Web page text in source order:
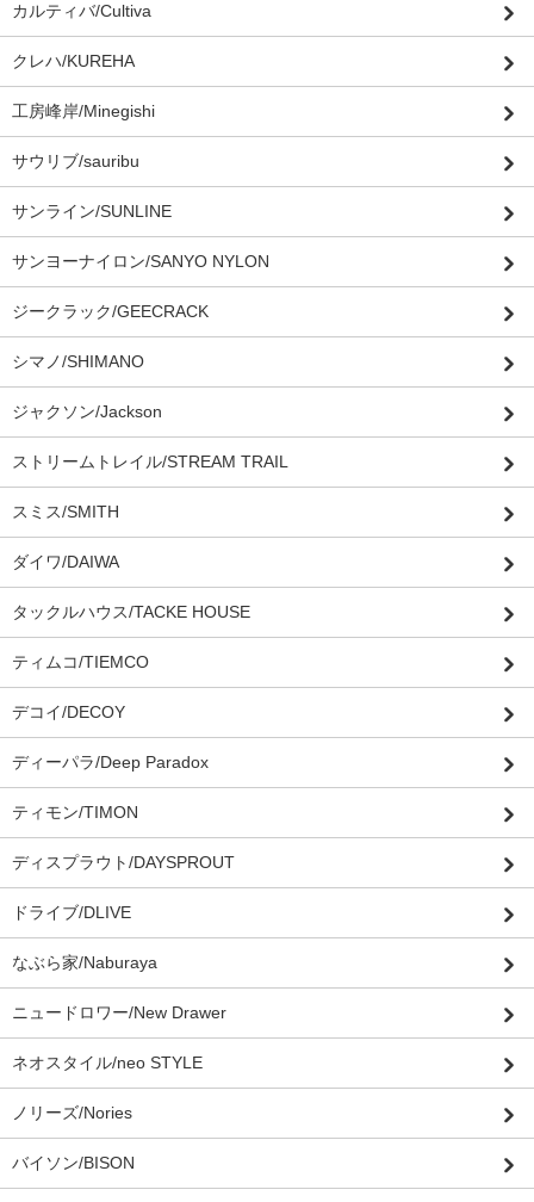
カルティバ/Cultiva
クレハ/KUREHA
工房峰岸/Minegishi
サウリブ/sauribu
サンライン/SUNLINE
サンヨーナイロン/SANYO NYLON
ジークラック/GEECRACK
シマノ/SHIMANO
ジャクソン/Jackson
ストリームトレイル/STREAM TRAIL
スミス/SMITH
ダイワ/DAIWA
タックルハウス/TACKE HOUSE
ティムコ/TIEMCO
デコイ/DECOY
ディーパラ/Deep Paradox
ティモン/TIMON
ディスプラウト/DAYSPROUT
ドライブ/DLIVE
なぶら家/Naburaya
ニュードロワー/New Drawer
ネオスタイル/neo STYLE
ノリーズ/Nories
バイソン/BISON